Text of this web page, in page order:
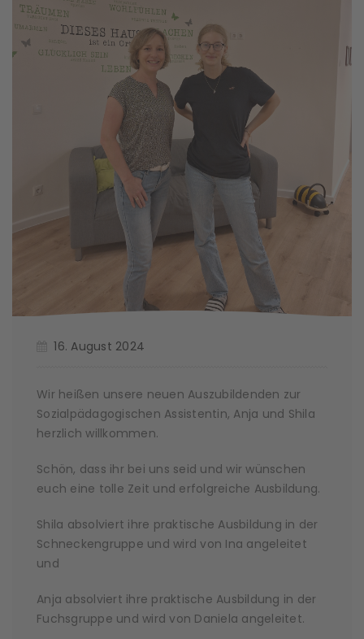
16. August 2024
Wir heißen unsere neuen Auszubildenden zur
Sozialpädagogischen Assistentin, Anja und Shila
herzlich willkommen.
Schön, dass ihr bei uns seid und wir wünschen
euch eine tolle Zeit und erfolgreiche Ausbildung.
Shila absolviert ihre praktische Ausbildung in der
Schneckengruppe und wird von Ina angeleitet
und
Anja absolviert ihre praktische Ausbildung in der
Fuchsgruppe und wird von Daniela angeleitet.